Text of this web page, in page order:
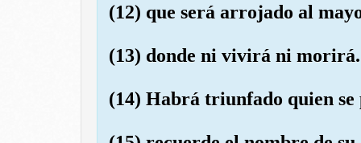
(12) que será arrojado al
(13) donde ni vivirá ni morirá.
(14) Habrá triunfado quien